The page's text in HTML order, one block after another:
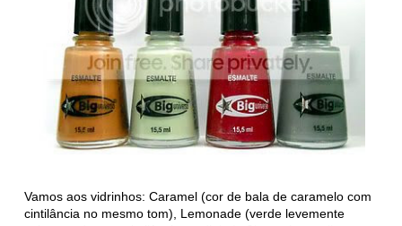
Vamos aos vidrinhos: Caramel (cor de bala de caramelo com
cintilância no mesmo tom), Lemonade (verde levemente